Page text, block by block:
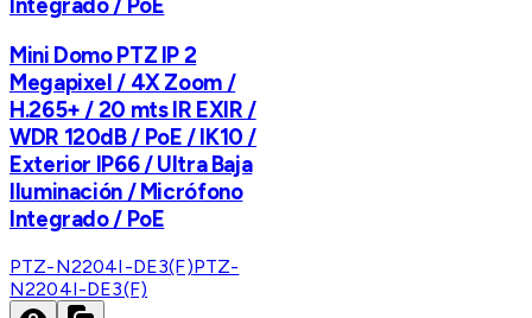
Integrado / PoE
Mini Domo PTZ IP 2
Megapixel / 4X Zoom /
H.265+ / 20 mts IR EXIR /
WDR 120dB / PoE / IK10 /
Exterior IP66 / Ultra Baja
Iluminación / Micrófono
Integrado / PoE
PTZ-N2204I-DE3(F)PTZ-
N2204I-DE3(F)